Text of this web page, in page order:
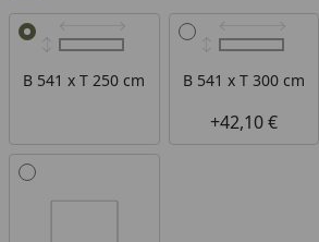
Alle anzeigen (4)
B 541 x T 250 cm B 541 x T 300 cm
+42,10 €